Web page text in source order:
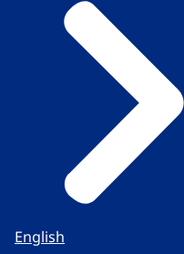
English